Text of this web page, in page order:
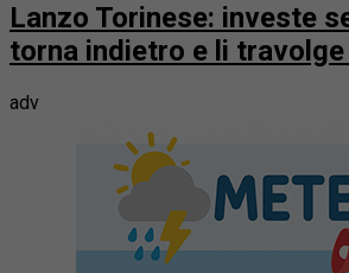
Lanzo Torinese: investe
torna indietro e li
adv